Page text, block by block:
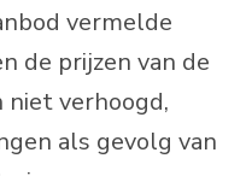
vermelde
de prijzen van de
niet verhoogd,
als gevolg van